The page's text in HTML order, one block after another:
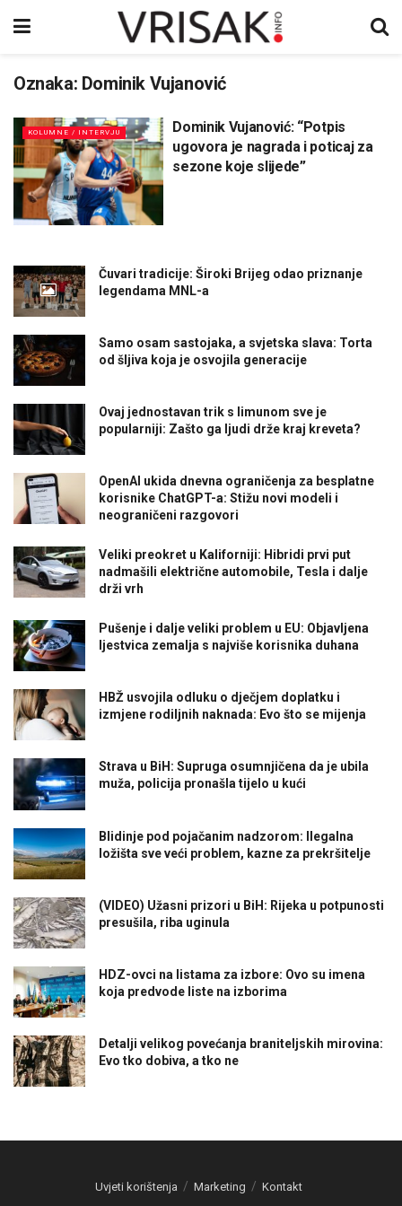
Oznaka: Dominik Vujanović
KOLUMNE / INTERVJU
Dominik Vujanović: “Potpis
ugovora je nagrada i poticaj za
sezone koje slijede”
Čuvari tradicije: Široki Brijeg odao priznanje
legendama MNL-a
Samo osam sastojaka, a svjetska slava: Torta
od šljiva koja je osvojila generacije
Ovaj jednostavan trik s limunom sve je
popularniji: Zašto ga ljudi drže kraj kreveta?
OpenAI ukida dnevna ograničenja za besplatne
korisnike ChatGPT-a: Stižu novi modeli i
neograničeni razgovori
Veliki preokret u Kaliforniji: Hibridi prvi put
nadmašili električne automobile, Tesla i dalje
drži vrh
Pušenje i dalje veliki problem u EU: Objavljena
ljestvica zemalja s najviše korisnika duhana
HBŽ usvojila odluku o dječjem doplatku i
izmjene rodiljnih naknada: Evo što se mijenja
Strava u BiH: Supruga osumnjičena da je ubila
muža, policija pronašla tijelo u kući
Blidinje pod pojačanim nadzorom: Ilegalna
ložišta sve veći problem, kazne za prekršitelje
(VIDEO) Užasni prizori u BiH: Rijeka u potpunosti
presušila, riba uginula
HDZ-ovci na listama za izbore: Ovo su imena
koja predvode liste na izborima
Detalji velikog povećanja braniteljskih mirovina:
Evo tko dobiva, a tko ne
Uvjeti korištenja Marketing Kontakt